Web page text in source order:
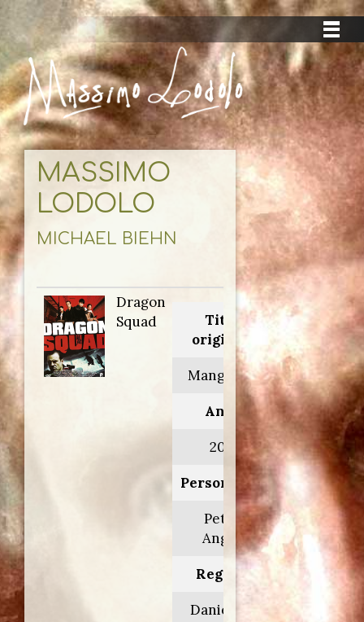
MASSIMO
LODOLO
MICHAEL BIEHN
Dragon
Squad
Titolo
originale:
Mang Lung
Anno:
2005
Personaggio:
Petros
Angelo
Regia di:
Daniel Lee